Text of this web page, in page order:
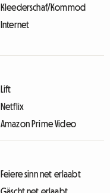
Kleederschaf/Kommod
Internet
Lift
Netflix
Amazon Prime Video
Feiere sinn net erlaabt